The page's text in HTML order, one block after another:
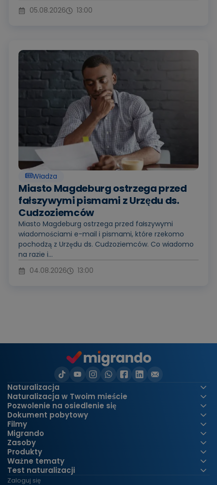
05.08.2026
13:00
Władza
Miasto Magdeburg ostrzega przed
fałszywymi pismami z Urzędu ds.
Cudzoziemców
Miasto Magdeburg ostrzega przed fałszywymi
wiadomościami e-mail i pismami, które rzekomo
pochodzą z Urzędu ds. Cudzoziemców. Co wiadomo
na razie i...
04.08.2026
13:00
Naturalizacja
Naturalizacja w Twoim mieście
Pozwolenie na osiedlenie się
Dokument pobytowy
Filmy
Migrando
Zasoby
Produkty
Ważne tematy
Test naturalizacji
Zaloguj się